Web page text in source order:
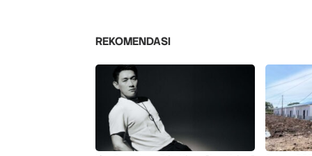
REKOMENDASI